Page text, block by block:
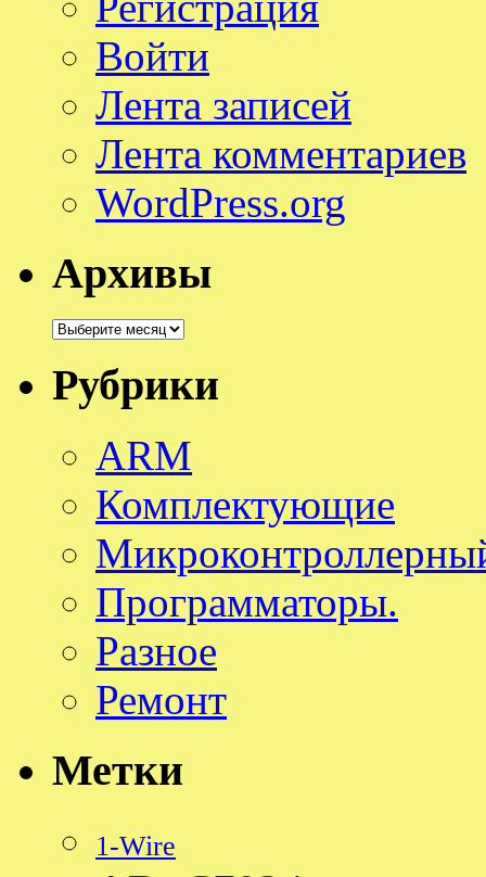
Войти
Лента записей
Лента комментариев
WordPress.org
Архивы
Архивы
Рубрики
ARM
Комплектующие
Программаторы.
Разное
Ремонт
Метки
1-Wire